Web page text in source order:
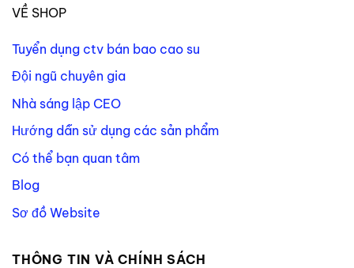
VỀ SHOP
Tuyển dụng ctv bán bao cao su
Đội ngũ chuyên gia
Nhà sáng lập CEO
Hướng dẫn sử dụng các sản phẩm
Có thể bạn quan tâm
Blog
Sơ đồ Website
THÔNG TIN VÀ CHÍNH SÁCH